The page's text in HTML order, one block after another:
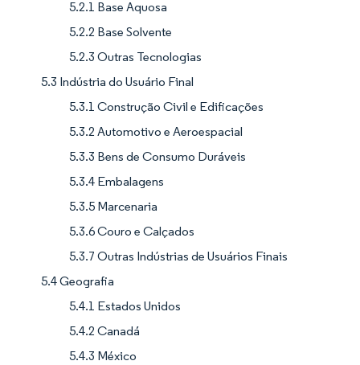
5.2.1 Base Aquosa
5.2.2 Base Solvente
5.2.3 Outras Tecnologias
5.3 Indústria do Usuário Final
5.3.1 Construção Civil e Edificações
5.3.2 Automotivo e Aeroespacial
5.3.3 Bens de Consumo Duráveis
5.3.4 Embalagens
5.3.5 Marcenaria
5.3.6 Couro e Calçados
5.3.7 Outras Indústrias de Usuários Finais
5.4 Geografia
5.4.1 Estados Unidos
5.4.2 Canadá
5.4.3 México